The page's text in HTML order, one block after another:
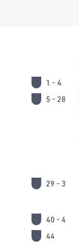
1 - 4
5 - 28
29 - 39
40 - 43
44